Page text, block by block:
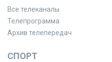
Все телеканалы
Телепрограмма
Архив телепередач
СПОРТ